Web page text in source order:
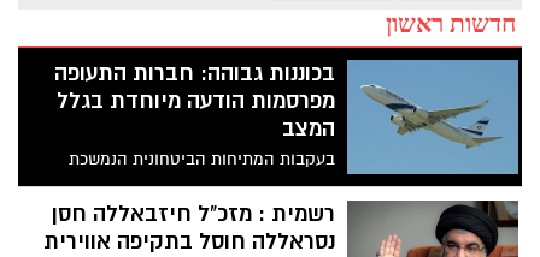
חדשות ראשון
בכוננות גבוהה: חברות התעופה
מפרסמות הודעה מיוחדת בגלל
המצב
בעקבות המתיחות הביטחונית הנמשכת
וביטולי הטיסות של חברות תעופה רבות
לישראל וממנה, חברות התעופה הישראליות
אל על, ישראייר וארקיע פרסמו הודעות
רשמית : מזכ"ל חיזבאללה חסן
נסראללה חוסל בתקיפה אווירית